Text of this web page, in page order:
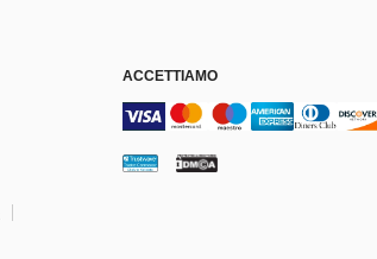
ACCETTIAMO